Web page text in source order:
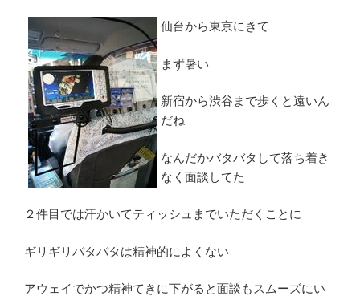
仙台から東京にきて
まず暑い
新宿から渋谷まで歩くと遠いん
だね
なんだかバタバタして落ち着き
なく面談してた
２件目では汗かいてティッシュまでいただくことに
ギリギリバタバタは精神的によくない
アウェイでかつ精神てきに下がると面談もスムーズにい